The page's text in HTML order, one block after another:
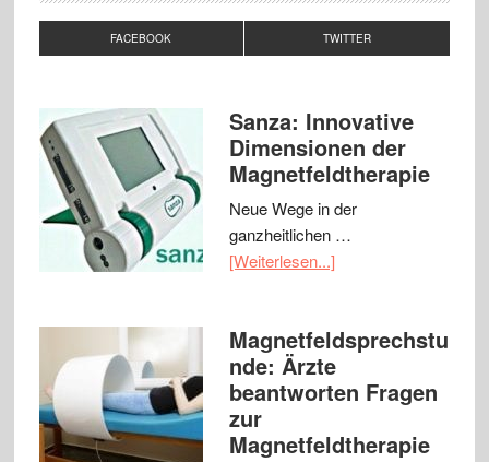
FACEBOOK TWITTER
Sanza: Innovative
Dimensionen der
Magnetfeldtherapie
Neue Wege in der
ganzheitlichen …
[Weiterlesen...]
Magnetfeldsprechstu
nde: Ärzte
beantworten Fragen
zur
Magnetfeldtherapie